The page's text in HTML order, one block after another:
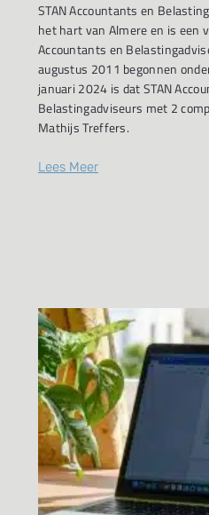
STAN Accountants en
het hart van Almere en is een
Accountants en
augustus 2011 begonnen
januari 2024 is dat STAN
Belastingadviseurs met 2
Mathijs Treffers.
Lees Meer